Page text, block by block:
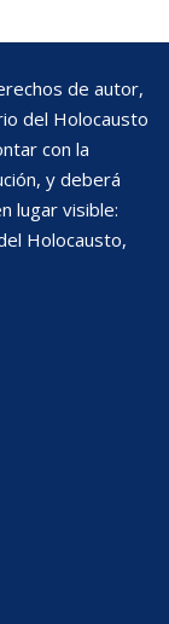
de autor,
del Holocausto
con la
y deberá
lugar visible:
Holocausto,